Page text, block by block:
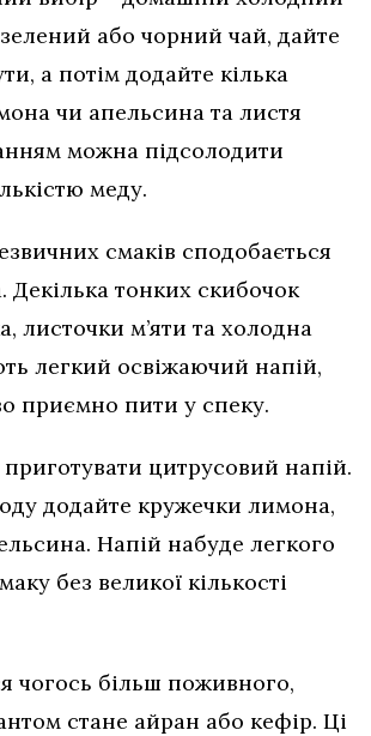
зелений або чорний чай, дайте
а потім додайте кілька
чи апельсина та листя
можна підсолодити
меду.
смаків сподобається
Декілька тонких скибочок
листочки м’яти та холодна
легкий освіжаючий напій,
приємно пити у спеку.
цитрусовий напій.
додайте кружечки лимона,
Напій набуде легкого
без великої кількості
чогось більш поживного,
стане айран або кефір. Ці